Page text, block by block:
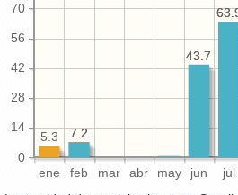
ene feb mar abr may jun jul
0
14
28
42
56
70
43.7
7.2
43.7
7.2
5.3